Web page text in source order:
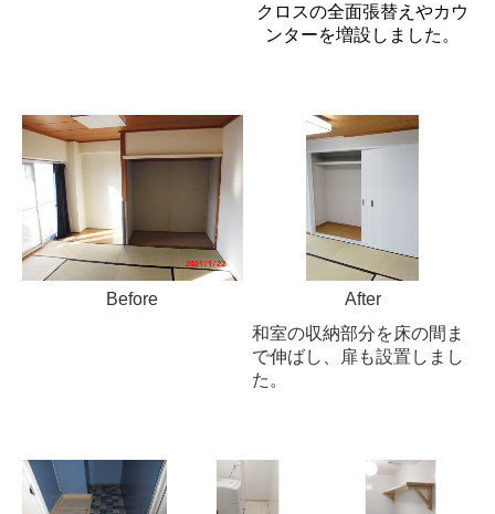
クロスの全面張替えやカウ
ンターを増設しました。
Before
After
和室の収納部分を床の間ま
で伸ばし、扉も設置しまし
た。